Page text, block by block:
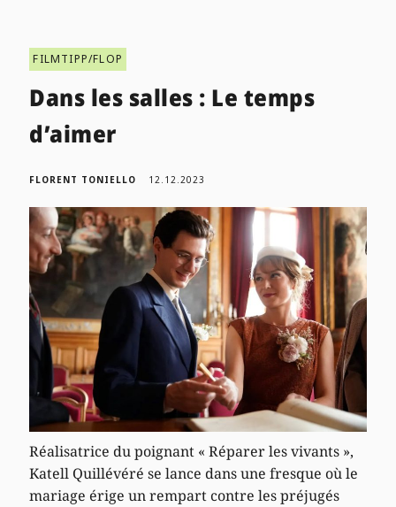
FILMTIPP/FLOP
Dans les salles : Le temps
d’aimer
FLORENT TONIELLO 12.12.2023
Réalisatrice du poignant « Réparer les vivants »,
Katell Quillévéré se lance dans une fresque où le
mariage érige un rempart contre les préjugés